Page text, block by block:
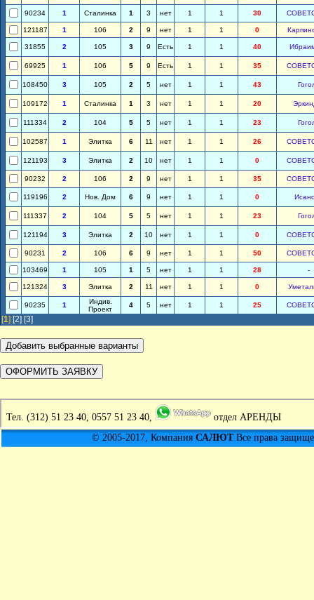
90234 1 Сталинка 1 3 нет 1 1 30
121187 1 106 2 9 нет 1 1 0
31855 2 105 3 9 Есть 1 1 40
69925 1 106 5 9 Есть 1 1 35
108450 3 105 2 5 нет 1 1 43
109172 1 Сталинка 1 3 нет 1 1 20
111334 2 104 5 5 нет 1 1 23
102587 1 Элитка 6 11 нет 1 1 26
121193 3 Элитка 2 10 нет 1 1 0
90232 2 106 2 9 нет 1 1 35
119196 2 Нов. Дом 6 9 нет 1 1 0
111337 2 104 5 5 нет 1 1 23
121194 3 Элитка 2 10 нет 1 1 0
90231 2 106 6 9 нет 1 1 50
103469 1 105 1 5 нет 1 1 28 -
121324 3 Элитка 2 11 нет 1 1 0
90235 1
Индив.
Проект
4 5 нет 1 1 25
[1] [2] [3]
Тел. (312) 51 23 40, 0557 51 23 40,
отдел АРЕНДЫ
© 2005-2017, Компания САЛЮТВсе права